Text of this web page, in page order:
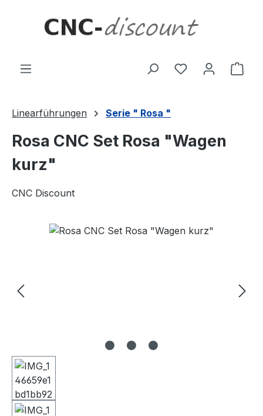
Linearführungen Serie " Rosa "
Rosa CNC Set Rosa "Wagen
kurz"
CNC Discount
Bildergalerie überspringen